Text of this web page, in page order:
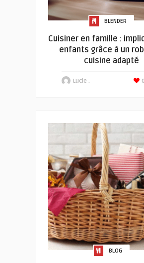
BLENDER
Cuisiner en famille :
enfants grâce à un
cuisine adapté
Lucie . 0
BLOG